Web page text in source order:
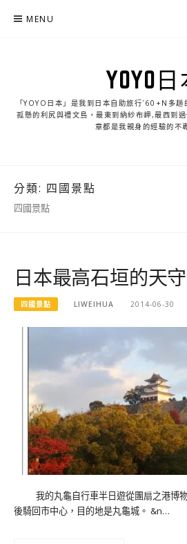
MENU
YOYO
「YOYO日本」是我到日本自助旅行ˊ60+N多
孤懸的利尻與禮文島，最東到納紗布岬,最西到
章都是我親身的經驗的不
分類: 四國景點
四國景點
日本最高石垣的天
四國景點 LIWEIHUA 2014-06-30
我的丸龜自行車半日遊從團扇之港博物
後騎回市中心，目的地是丸龜城。 &n…